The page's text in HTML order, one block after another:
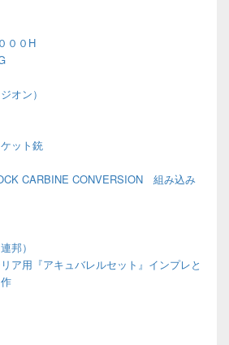
００H
オン）
ット銃
CARBINE CONVERSION 組み込み
邦）
ア用『アキュバレルセット』インプレと